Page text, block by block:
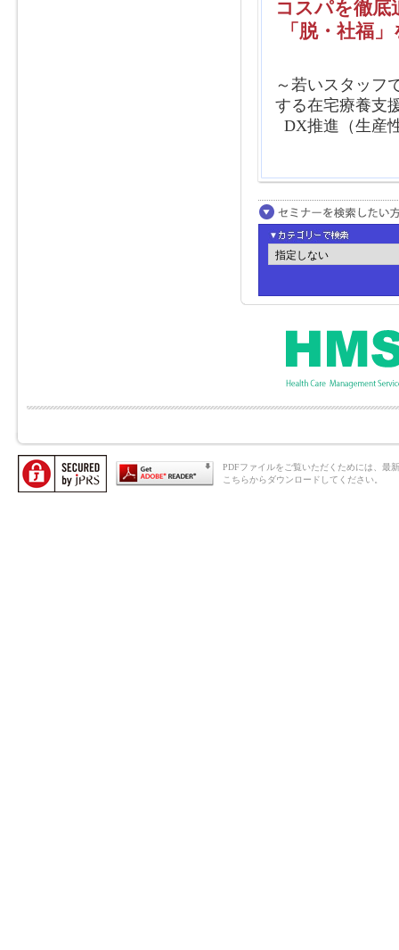
コスパを徹底
「脱・社福
～若いスタッフ
する在宅療養支
DX推進（生産
PDFファイルをご覧いただくためには、最
こちらからダウンロードしてください。